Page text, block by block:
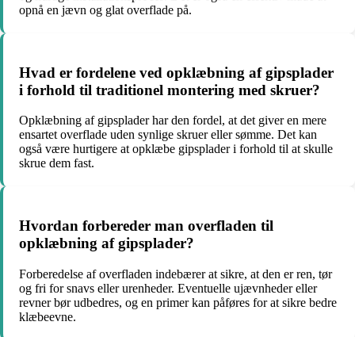
opnå en jævn og glat overflade på.
Hvad er fordelene ved opklæbning af gipsplader
i forhold til traditionel montering med skruer?
Opklæbning af gipsplader har den fordel, at det giver en mere
ensartet overflade uden synlige skruer eller sømme. Det kan
også være hurtigere at opklæbe gipsplader i forhold til at skulle
skrue dem fast.
Hvordan forbereder man overfladen til
opklæbning af gipsplader?
Forberedelse af overfladen indebærer at sikre, at den er ren, tør
og fri for snavs eller urenheder. Eventuelle ujævnheder eller
revner bør udbedres, og en primer kan påføres for at sikre bedre
klæbeevne.